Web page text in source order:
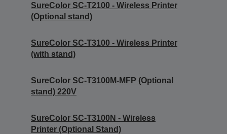
SureColor SC-T2100 - Wireless Printer
(Optional stand)
SureColor SC-T3100 - Wireless Printer
(with stand)
SureColor SC-T3100M-MFP (Optional
stand) 220V
SureColor SC-T3100N - Wireless
Printer (Optional Stand)